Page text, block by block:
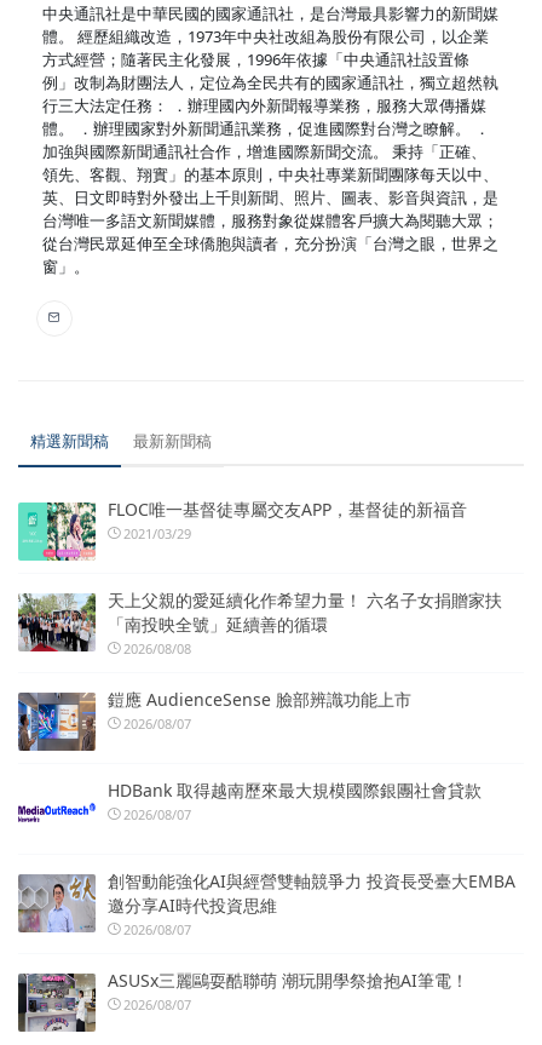
中央通訊社是中華民國的國家通訊社，是台灣最具影響力的新聞媒
體。 經歷組織改造，1973年中央社改組為股份有限公司，以企業
方式經營；隨著民主化發展，1996年依據「中央通訊社設置條
例」改制為財團法人，定位為全民共有的國家通訊社，獨立超然執
行三大法定任務： ．辦理國內外新聞報導業務，服務大眾傳播媒
體。 ．辦理國家對外新聞通訊業務，促進國際對台灣之瞭解。 ．
加強與國際新聞通訊社合作，增進國際新聞交流。 秉持「正確、
領先、客觀、翔實」的基本原則，中央社專業新聞團隊每天以中、
英、日文即時對外發出上千則新聞、照片、圖表、影音與資訊，是
台灣唯一多語文新聞媒體，服務對象從媒體客戶擴大為閱聽大眾；
從台灣民眾延伸至全球僑胞與讀者，充分扮演「台灣之眼，世界之
窗」。
精選新聞稿 最新新聞稿
FLOC唯一基督徒專屬交友APP，基督徒的新福音
2021/03/29
天上父親的愛延續化作希望力量！ 六名子女捐贈家扶
「南投映全號」延續善的循環
2026/08/08
鎧應 AudienceSense 臉部辨識功能上市
2026/08/07
HDBank 取得越南歷來最大規模國際銀團社會貸款
2026/08/07
創智動能強化AI與經營雙軸競爭力 投資長受臺大EMBA
邀分享AI時代投資思維
2026/08/07
ASUSx三麗鷗耍酷聯萌 潮玩開學祭搶抱AI筆電！
2026/08/07